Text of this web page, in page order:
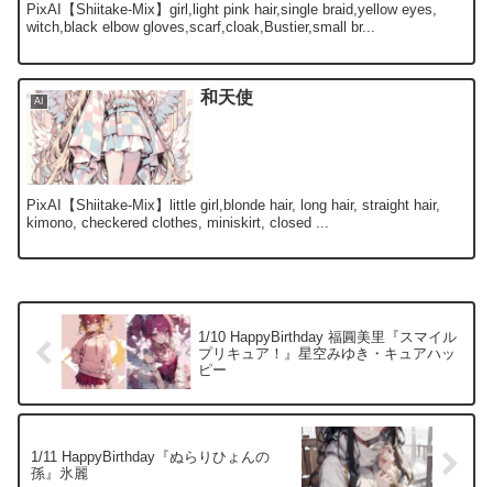
PixAI【Shiitake-Mix】girl,light pink hair,single braid,yellow eyes,
witch,black elbow gloves,scarf,cloak,Bustier,small br...
AI 和天使
PixAI【Shiitake-Mix】little girl,blonde hair, long hair, straight hair,
kimono, checkered clothes, miniskirt, closed ...
1/10 HappyBirthday 福圓美里『スマイル
プリキュア！』星空みゆき・キュアハッ
ピー
1/11 HappyBirthday『ぬらりひょんの
孫』氷麗